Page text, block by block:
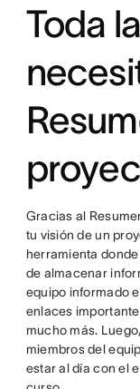
Toda
Gracias al
tu visión de un
herramienta
de almacenar
equipo informado
enlaces
mucho más.
miembros del
estar al día con el